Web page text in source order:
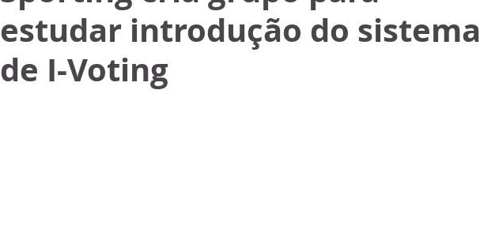
estudar introdução do sistema
de I-Voting